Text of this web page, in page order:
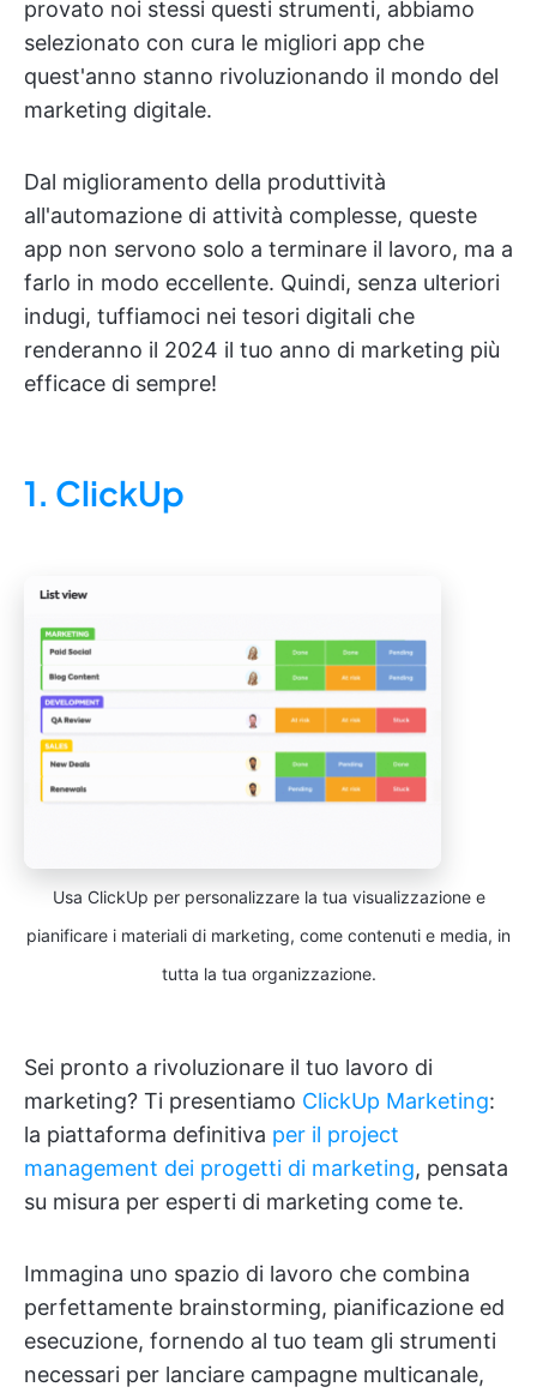
provato noi stessi questi strumenti, abbiamo
selezionato con cura le migliori app che
quest'anno stanno rivoluzionando il mondo del
marketing digitale.
Dal miglioramento della produttività
all'automazione di attività complesse, queste
app non servono solo a terminare il lavoro, ma a
farlo in modo eccellente. Quindi, senza ulteriori
indugi, tuffiamoci nei tesori digitali che
renderanno il 2024 il tuo anno di marketing più
efficace di sempre!
1. ClickUp
Usa ClickUp per personalizzare la tua visualizzazione e
pianificare i materiali di marketing, come contenuti e media, in
tutta la tua organizzazione.
Sei pronto a rivoluzionare il tuo lavoro di
marketing? Ti presentiamo ClickUp Marketing:
la piattaforma definitiva per il project
management dei progetti di marketing, pensata
su misura per esperti di marketing come te.
Immagina uno spazio di lavoro che combina
perfettamente brainstorming, pianificazione ed
esecuzione, fornendo al tuo team gli strumenti
necessari per lanciare campagne multicanale,